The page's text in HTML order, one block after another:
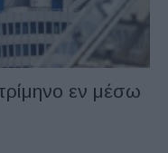
εν μέσω